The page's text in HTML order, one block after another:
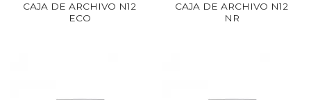
CAJA DE ARCHIVO N12
ECO
CAJA DE ARCHIVO N12
NR